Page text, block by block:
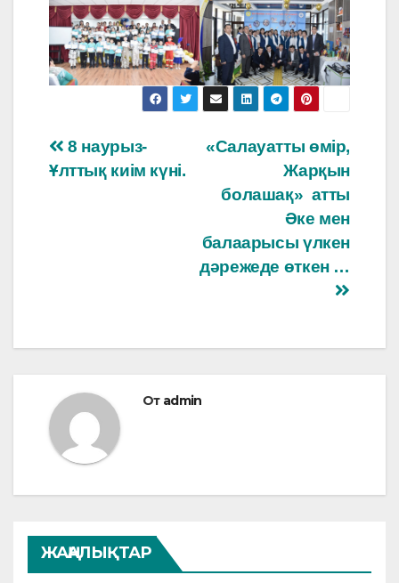
Навигация
«Салауатты өмір,
Жарқын
болашақ» атты
Әке мен
балаарысы үлкен
дәрежеде өткен …
8 наурыз-
Ұлттық киім күні.
От admin
ЖАҢАЛЫҚТАР